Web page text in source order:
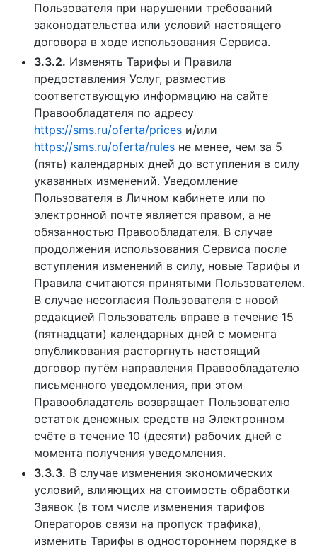
Пользователя при нарушении требований
законодательства или условий настоящего
договора в ходе использования Сервиса.
3.3.2. Изменять Тарифы и Правила
предоставления Услуг, разместив
соответствующую информацию на сайте
Правообладателя по адресу
https://sms.ru/oferta/prices и/или
https://sms.ru/oferta/rules не менее, чем за 5
(пять) календарных дней до вступления в силу
указанных изменений. Уведомление
Пользователя в Личном кабинете или по
электронной почте является правом, а не
обязанностью Правообладателя. В случае
продолжения использования Сервиса после
вступления изменений в силу, новые Тарифы и
Правила считаются принятыми Пользователем.
В случае несогласия Пользователя с новой
редакцией Пользователь вправе в течение 15
(пятнадцати) календарных дней с момента
опубликования расторгнуть настоящий
договор путём направления Правообладателю
письменного уведомления, при этом
Правообладатель возвращает Пользователю
остаток денежных средств на Электронном
счёте в течение 10 (десяти) рабочих дней с
момента получения уведомления.
3.3.3. В случае изменения экономических
условий, влияющих на стоимость обработки
Заявок (в том числе изменения тарифов
Операторов связи на пропуск трафика),
изменить Тарифы в одностороннем порядке в